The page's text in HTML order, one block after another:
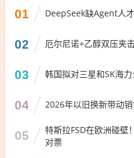
01 DeepSeek缺Agent人
02 厄尔尼诺+乙醇双压夹
03 韩国拟对三星和SK海
04 2026年以旧换新带动
05
特斯拉FSD在欧洲碰壁
对票